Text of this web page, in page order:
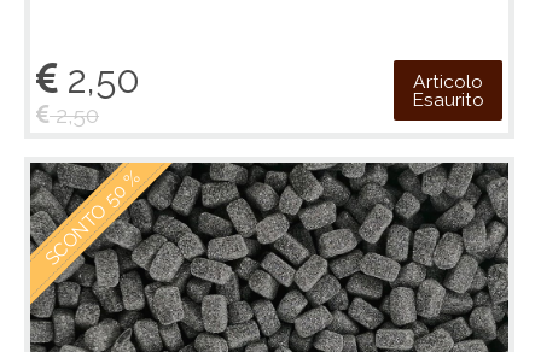
2,50
2,50
Articolo
Esaurito
SCONTO 50 %